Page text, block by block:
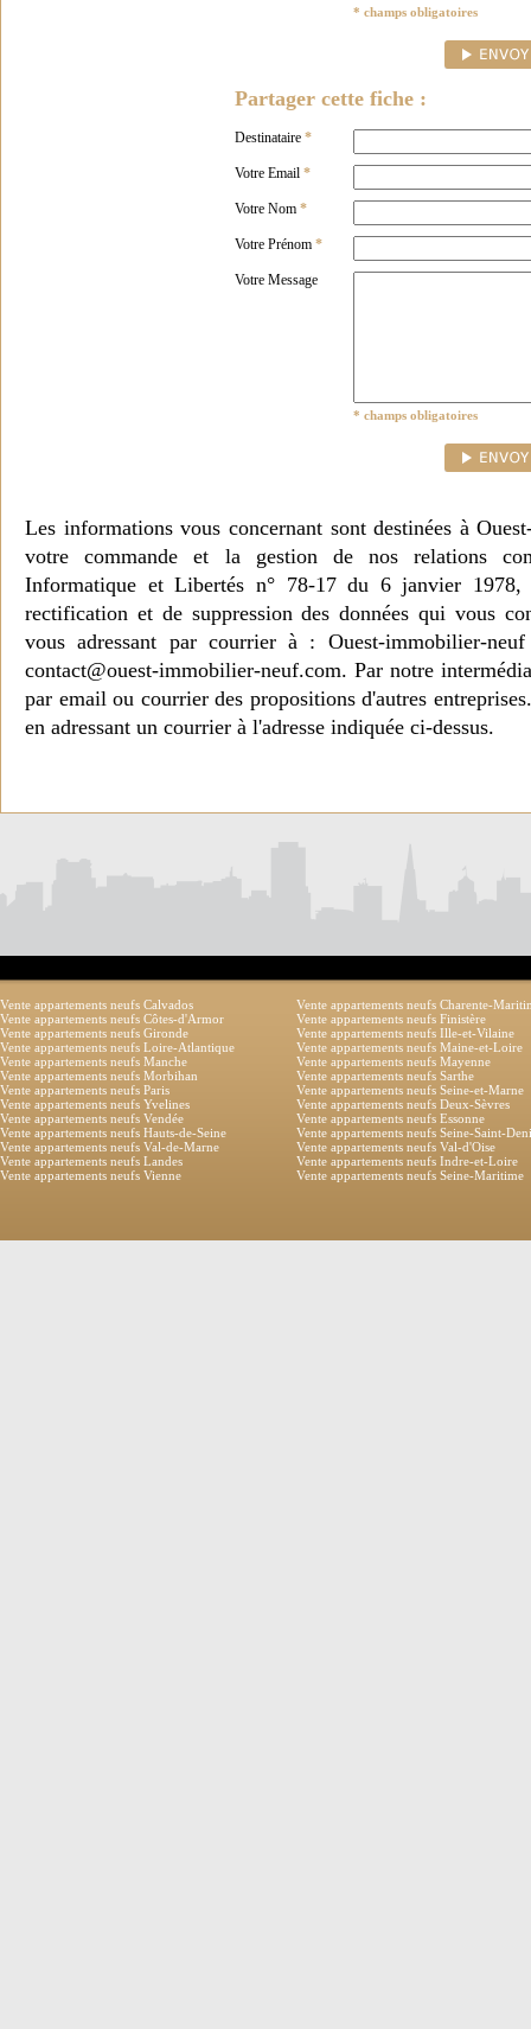
* champs obligatoires
Partager cette fiche :
Destinataire *
Votre Email *
Votre Nom *
Votre Prénom *
Votre Message
* champs obligatoires
Les informations vous concernant sont destinées à
votre commande et la gestion de nos relations
Informatique et Libertés n° 78-17 du 6 janvier 1978,
rectification et de suppression des données qui vous
vous adressant par courrier à : Ouest-immobilier-
contact@ouest-immobilier-neuf.com. Par notre
par email ou courrier des propositions d'autres
en adressant un courrier à l'adresse indiquée ci-dessus.
Vente appartements neufs Calvados
Vente appartements neufs Charente-
Vente appartements neufs Côtes-d'Armor
Vente appartements neufs Finistère
Vente appartements neufs Gironde
Vente appartements neufs Ille-et-Vilaine
Vente appartements neufs Loire-Atlantique
Vente appartements neufs Maine-et-Loire
Vente appartements neufs Manche
Vente appartements neufs Mayenne
Vente appartements neufs Morbihan
Vente appartements neufs Sarthe
Vente appartements neufs Paris
Vente appartements neufs Seine-et-Marne
Vente appartements neufs Yvelines
Vente appartements neufs Deux-Sèvres
Vente appartements neufs Vendée
Vente appartements neufs Essonne
Vente appartements neufs Hauts-de-Seine
Vente appartements neufs Seine-Saint-
Vente appartements neufs Val-de-Marne
Vente appartements neufs Val-d'Oise
Vente appartements neufs Landes
Vente appartements neufs Indre-et-Loire
Vente appartements neufs Vienne
Vente appartements neufs Seine-Maritime